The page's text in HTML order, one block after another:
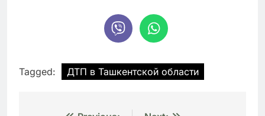
Tagged: ДТП в Ташкентской области